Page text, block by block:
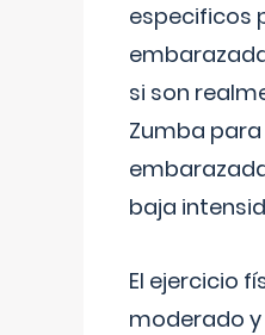
especificos
si son
Zumba para
baja
El ejercicio
moderado